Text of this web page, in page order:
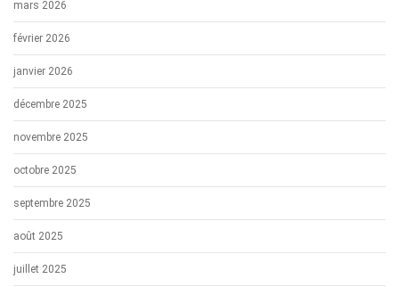
mars 2026
février 2026
janvier 2026
décembre 2025
novembre 2025
octobre 2025
septembre 2025
août 2025
juillet 2025